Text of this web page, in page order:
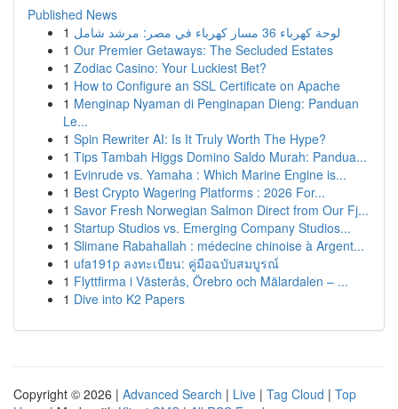
Published News
1
لوحة كهرباء 36 مسار كهرباء في مصر: مرشد شامل
1 Our Premier Getaways: The Secluded Estates
1 Zodiac Casino: Your Luckiest Bet?
1 How to Configure an SSL Certificate on Apache
1 Menginap Nyaman di Penginapan Dieng: Panduan
Le...
1 Spin Rewriter AI: Is It Truly Worth The Hype?
1 Tips Tambah Higgs Domino Saldo Murah: Pandua...
1 Evinrude vs. Yamaha : Which Marine Engine is...
1 Best Crypto Wagering Platforms : 2026 For...
1 Savor Fresh Norwegian Salmon Direct from Our Fj...
1 Startup Studios vs. Emerging Company Studios...
1 Slimane Rabahallah : médecine chinoise à Argent...
1 ufa191p ลงทะเบียน: คู่มือฉบับสมบูรณ์
1 Flyttfirma i Västerås, Örebro och Mälardalen – ...
1 Dive into K2 Papers
Copyright © 2026 | Advanced Search | Live | Tag Cloud | Top